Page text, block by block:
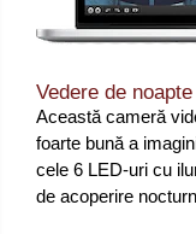
Vedere de
Această cameră
foarte bună a
cele 6 LED-uri cu
de acoperire